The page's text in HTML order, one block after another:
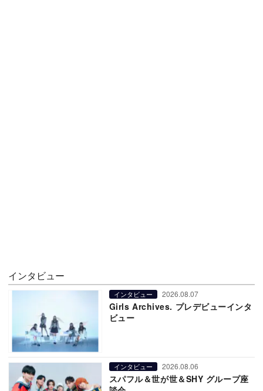
インタビュー
インタビュー 2026.08.07
Girls Archives. プレデビューインタ
ビュー
インタビュー 2026.08.06
スパフル＆世が世＆SHY グループ座